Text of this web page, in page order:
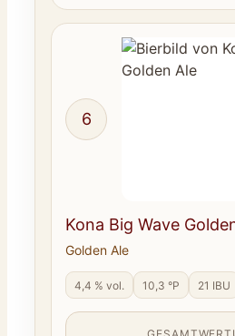
6
Kona Big Wave
Golden Ale
4,4 % vol. 10,3 °P 21 IBU